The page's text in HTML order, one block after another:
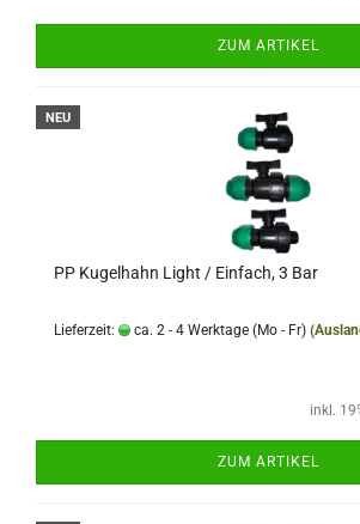
ZUM ARTIKEL
NEU
PP Kugelhahn Light / Einfach, 3 Bar
Lieferzeit: ca. 2 - 4 Werktage (Mo - Fr)
inkl.
ZUM ARTIKEL